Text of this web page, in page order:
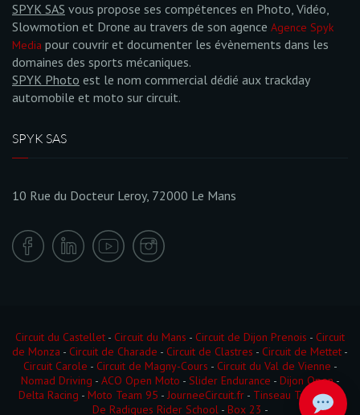
SPYK SAS vous propose ses compétences en Photo, Vidéo,
Slowmotion et Drone au travers de son agence Agence Spyk
Media pour couvrir et documenter les évènements dans les
domaines des sports mécaniques.
SPYK Photo est le nom commercial dédié aux trackday
automobile et moto sur circuit.
SPYK SAS
10 Rue du Docteur Leroy, 72000 Le Mans
Circuit du Castellet - Circuit du Mans - Circuit de Dijon Prenois - Circuit
de Monza - Circuit de Charade - Circuit de Clastres - Circuit de Mettet -
Circuit Carole - Circuit de Magny-Cours - Circuit du Val de Vienne -
Nomad Driving - ACO Open Moto - Slider Endurance - Dijon Open-
Delta Racing - Moto Team 95 - JourneeCircuit.fr - Tinseau Test Day
De Radigues Rider School- Box 23 -